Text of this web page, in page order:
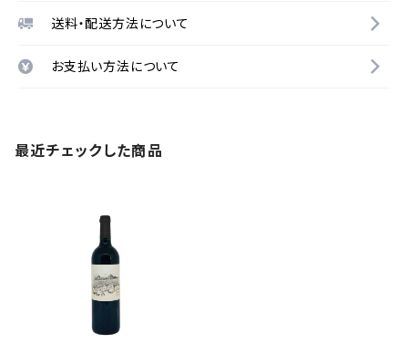
送料・配送方法について
お支払い方法について
最近チェックした商品